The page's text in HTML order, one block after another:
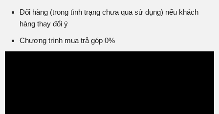
Đổi hàng (trong tình trạng chưa qua sử dụng) nếu khách
hàng thay đổi ý
Chương trình mua trả góp 0%